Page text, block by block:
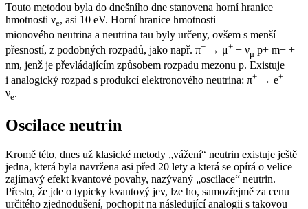
Touto metodou byla do dnešního dne stanovena horní hranice
hmotnosti νe, asi 10 eV. Horní hranice hmotnosti
mionového neutrina a neutrina tau byly určeny, ovšem s menší
přesností, z podobných rozpadů, jako např. π+ → μ+ + νμ p+ m+ +
nm, jenž je převládajícím způsobem rozpadu mezonu p. Existuje
i analogický rozpad s produkcí elektronového neutrina: π+ → e+ +
νe.
Oscilace neutrin
Kromě této, dnes už klasické metody „vážení“ neutrin existuje ještě
jedna, která byla navržena asi před 20 lety a která se opírá o velice
zajímavý efekt kvantové povahy, nazývaný „oscilace“ neutrin.
Přesto, že jde o typicky kvantový jev, lze ho, samozřejmě za cenu
určitého zjednodušení, pochopit na následující analogii s takovou